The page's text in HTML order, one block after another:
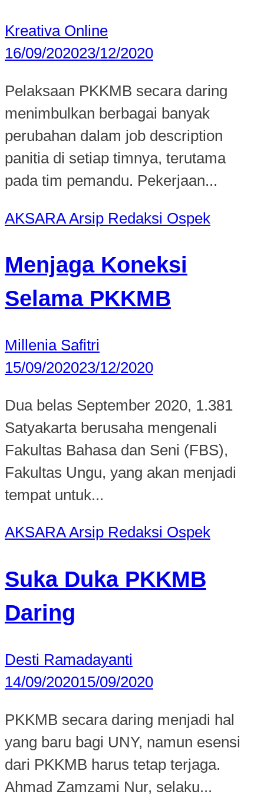
Kreativa Online
16/09/202023/12/2020
Pelaksaan PKKMB secara daring
menimbulkan berbagai banyak
perubahan dalam job description
panitia di setiap timnya, terutama
pada tim pemandu. Pekerjaan...
AKSARA Arsip Redaksi Ospek
Menjaga Koneksi
Selama PKKMB
Millenia Safitri
15/09/202023/12/2020
Dua belas September 2020, 1.381
Satyakarta berusaha mengenali
Fakultas Bahasa dan Seni (FBS),
Fakultas Ungu, yang akan menjadi
tempat untuk...
AKSARAArsip Redaksi Ospek
Suka Duka PKKMB
Daring
Desti Ramadayanti
14/09/202015/09/2020
PKKMB secara daring menjadi hal
yang baru bagi UNY, namun esensi
dari PKKMB harus tetap terjaga.
Ahmad Zamzami Nur, selaku...